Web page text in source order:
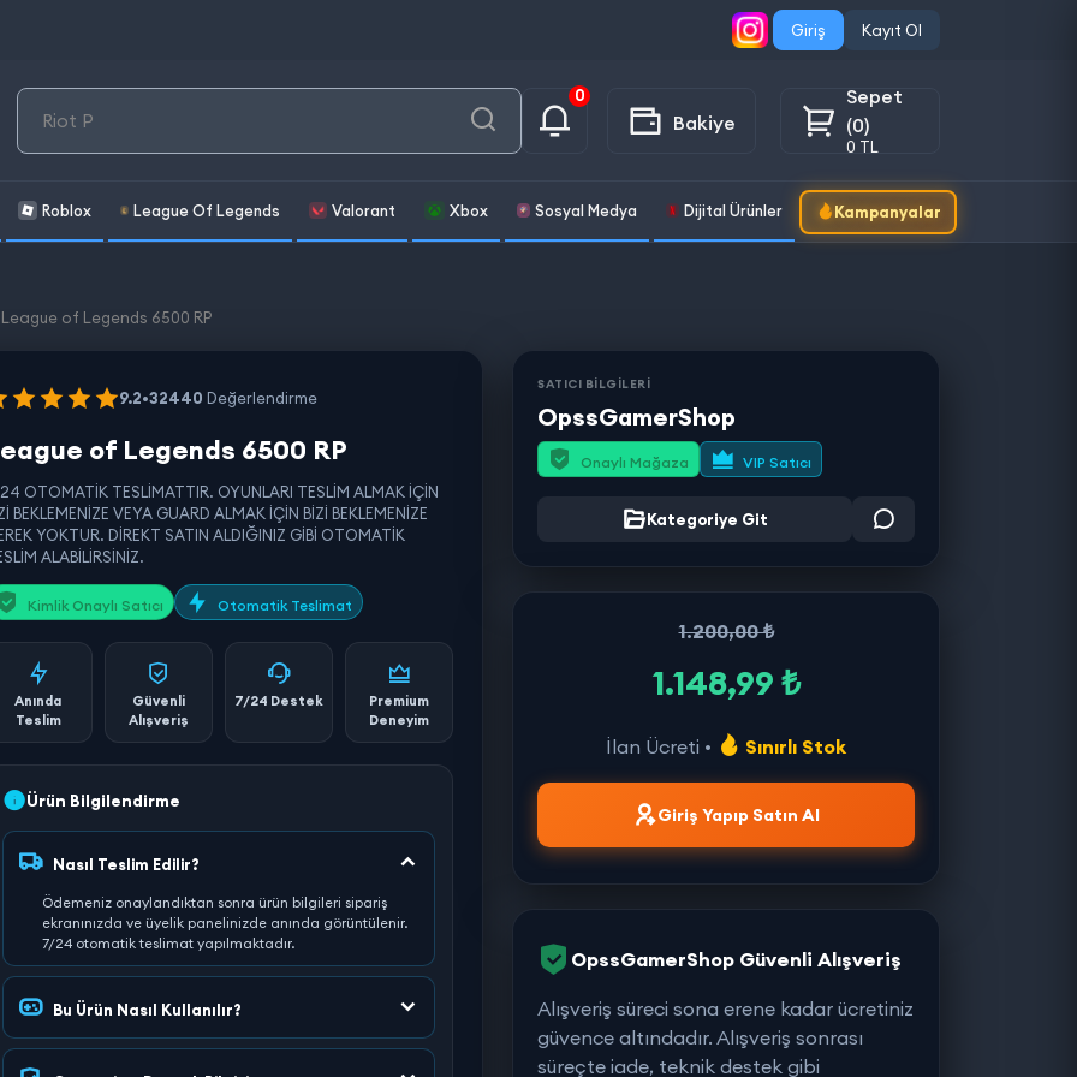
Giriş Kayıt Ol
0
Bakiye
Sepet
(0)
0 TL
Roblox League Of Legends Valorant Xbox Sosyal Medya Dijital Ürünler Kampanyalar
League of Legends 6500 RP
9.2•32440 Değerlendirme
of Legends 6500 RP
OTOMATİK TESLİMATTIR. OYUNLARI TESLİM ALMAK İÇİN
BEKLEMENİZE VEYA GUARD ALMAK İÇİN BİZİ BEKLEMENİZE
YOKTUR. DİREKT SATIN ALDIĞINIZ GİBİ OTOMATİK
ALABİLİRSİNİZ.
Kimlik Onaylı Satıcı Otomatik Teslimat
Anında
Teslim
Güvenli
Alışveriş
7/24 Destek
Premium
Deneyim
Ürün Bilgilendirme
Nasıl Teslim Edilir?
Ödemeniz onaylandıktan sonra ürün bilgileri sipariş
ekranınızda ve üyelik panelinizde anında görüntülenir.
7/24 otomatik teslimat yapılmaktadır.
Bu Ürün Nasıl Kullanılır?
SATICI BİLGİLERİ
OpssGamerShop
Onaylı Mağaza VIP Satıcı
Kategoriye Git
1.200,00 ₺
1.148,99 ₺
İlan Ücreti • Sınırlı Stok
Giriş Yapıp Satın Al
OpssGamerShop Güvenli Alışveriş
Alışveriş süreci sona erene kadar ücretiniz
güvence altındadır. Alışveriş sonrası
süreçte iade, teknik destek gibi